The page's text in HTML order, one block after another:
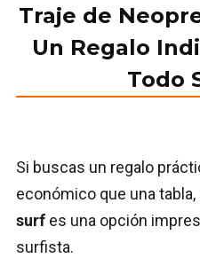
Traje de
Un Regalo
Todo
Si buscas un regalo
económico que una tabla,
surf es una opción
surfista.